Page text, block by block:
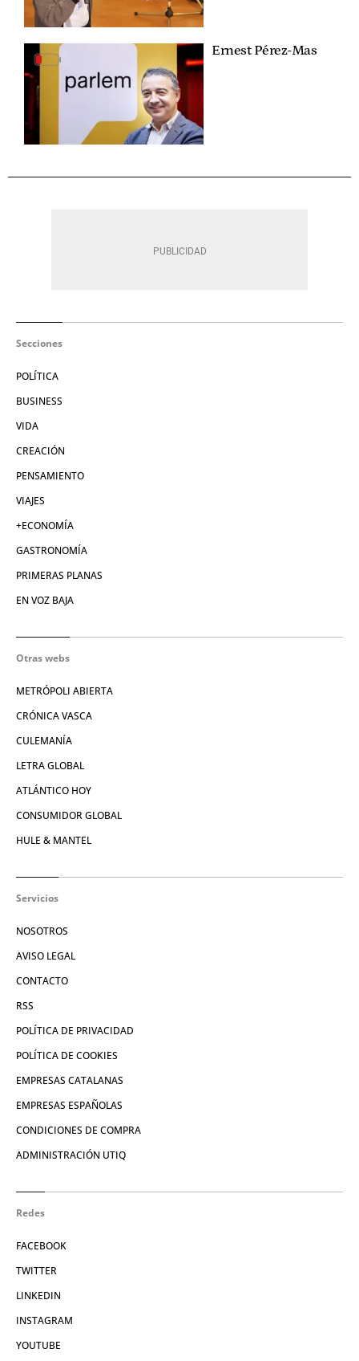
Ernest Pérez-Mas
Secciones
POLÍTICA
BUSINESS
VIDA
CREACIÓN
PENSAMIENTO
VIAJES
+ECONOMÍA
GASTRONOMÍA
PRIMERAS PLANAS
EN VOZ BAJA
Otras webs
METRÓPOLI ABIERTA
CRÓNICA VASCA
CULEMANÍA
LETRA GLOBAL
ATLÁNTICO HOY
CONSUMIDOR GLOBAL
HULE & MANTEL
Servicios
NOSOTROS
AVISO LEGAL
CONTACTO
RSS
POLÍTICA DE PRIVACIDAD
POLÍTICA DE COOKIES
EMPRESAS CATALANAS
EMPRESAS ESPAÑOLAS
CONDICIONES DE COMPRA
ADMINISTRACIÓN UTIQ
Redes
FACEBOOK
TWITTER
LINKEDIN
INSTAGRAM
YOUTUBE